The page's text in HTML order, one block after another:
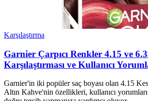
Karşılaştırma
Garnier Çarpıcı Renkler 4.15 ve
Karşılaştırması ve Kullanıcı
Garnier'in iki popüler saç boyası olan 4.15
Altın Kahve'nin özellikleri, kullanıcı yorumları